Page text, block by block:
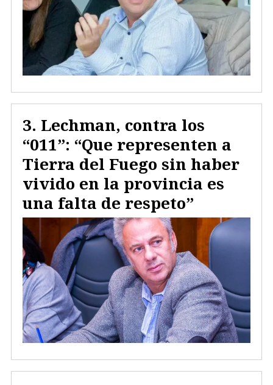
Lechman, contra los
“011”: “Que representen a
Tierra del Fuego sin haber
vivido en la provincia es
una falta de respeto”